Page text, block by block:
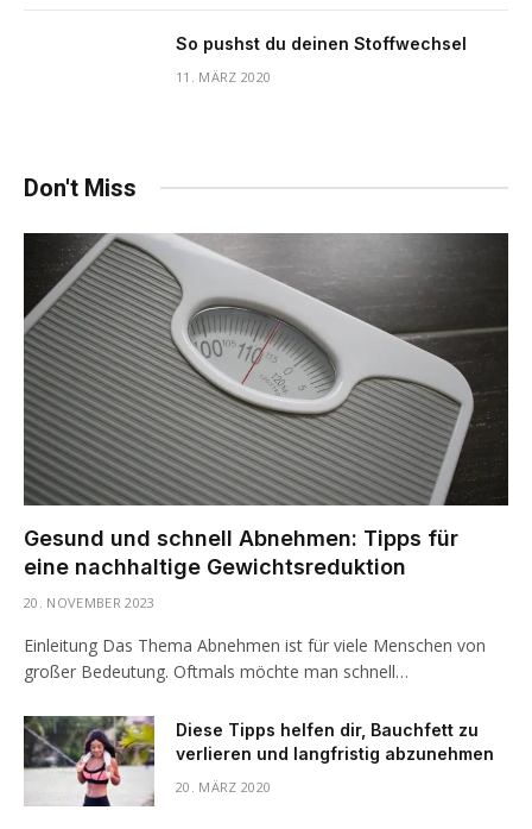
So pushst du deinen Stoffwechsel
11. MÄRZ 2020
Don't Miss
Gesund und schnell Abnehmen: Tipps für
eine nachhaltige Gewichtsreduktion
20. NOVEMBER 2023
Einleitung Das Thema Abnehmen ist für viele Menschen von
großer Bedeutung. Oftmals möchte man schnell…
Diese Tipps helfen dir, Bauchfett zu
verlieren und langfristig abzunehmen
20. MÄRZ 2020